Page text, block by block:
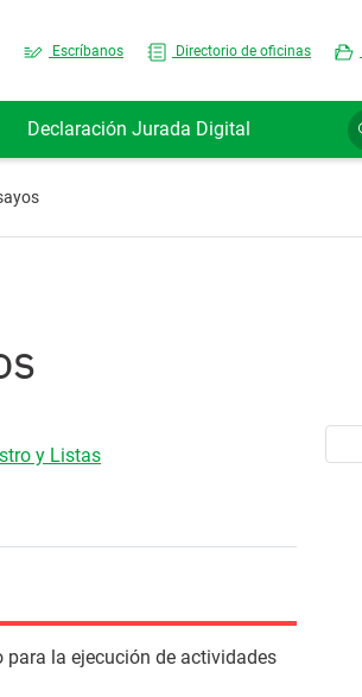
Escríbanos Directorio de oficinas
Declaración Jurada Digital
y Listas
la ejecución de actividades